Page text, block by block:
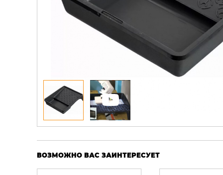
ВОЗМОЖНО ВАС ЗАИНТЕРЕСУЕТ